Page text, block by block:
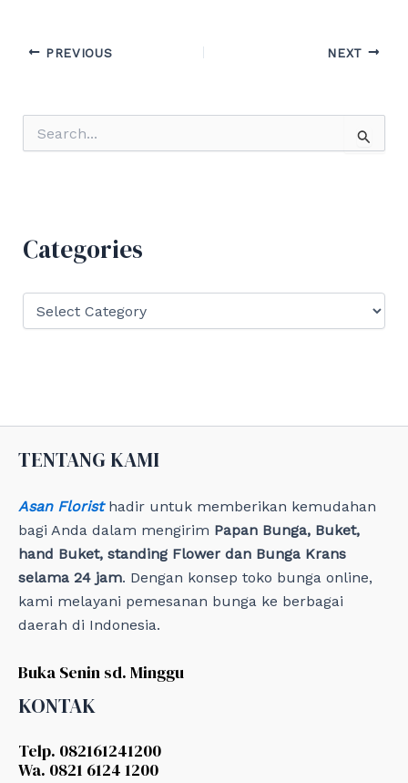
Post
PREVIOUS NEXT
o
Categories
i
s
TENTANG KAMI
Asan Floristhadir untuk memberikan kemudahan
bagi Anda dalam mengirim Papan Bunga, Buket,
hand Buket, standing Flower dan Bunga Krans
selama 24 jam. Dengan konsep toko bunga online,
kami melayani pemesanan bunga ke berbagai
daerah di Indonesia.
Buka Senin sd. Minggu
KONTAK
Telp. 082161241200
Wa. 0821 6124 1200